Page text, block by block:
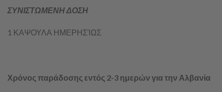
ΣΥΝΙΣΤΩΜΕΝΗ ΔΟΣΗ
1 ΚΑΨΟΥΛΑ ΗΜΕΡΗΣΊΩΣ
Χρόνος παράδοσης εντός 2-3 ημερών για την Αλβανία